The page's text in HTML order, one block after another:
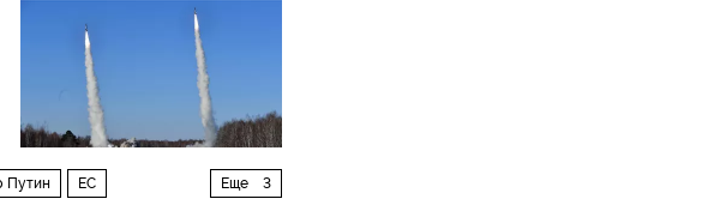
Еще 3
Путин ЕС